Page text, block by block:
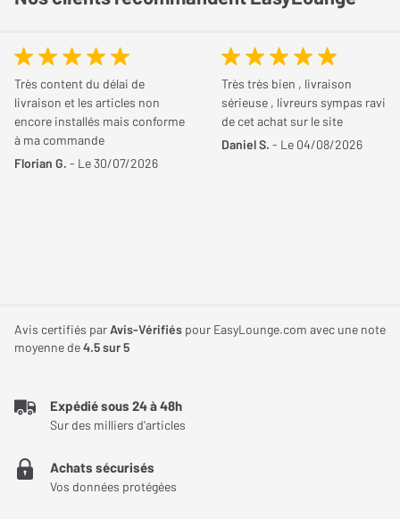
Très content du délai de
livraison et les articles non
encore installés mais conforme
à ma commande
Florian G. - Le 30/07/2026
Très très bien , livraison
sérieuse , livreurs sympas ravi
de cet achat sur le site
Daniel S. - Le 04/08/2026
Avis certifiés parAvis-Vérifiés pour EasyLounge.com avec une note
moyenne de4.5sur 5
Expédié sous 24 à 48h
Sur des milliers d'articles
Achats sécurisés
Vos données protégées